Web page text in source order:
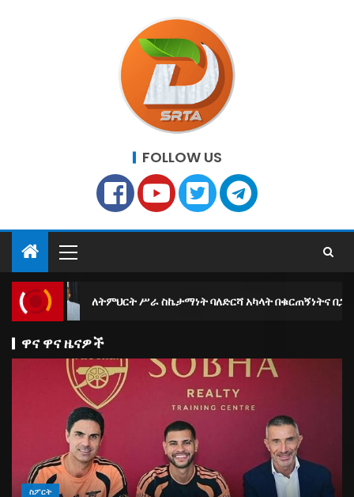
FOLLOW US
ለትምህርት ሥራ ስኬታማነት ባለድርሻ አካላት በቁርጠኝነትና በጋራ መስራት
ዋና ዋና ዜናዎች
ስፖርት